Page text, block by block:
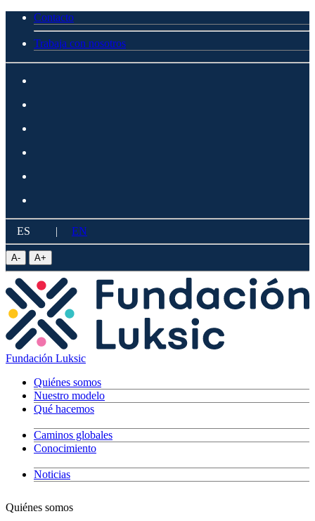
Contacto
Trabaja con nosotros
ES | EN
A- A+
Fundación Luksic
Quiénes somos
Nuestro modelo
Qué hacemos
Caminos globales
Conocimiento
Noticias
Quiénes somos